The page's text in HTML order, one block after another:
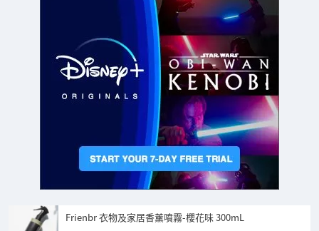
Frienbr 衣物及家居香薰噴霧-櫻花味 300mL